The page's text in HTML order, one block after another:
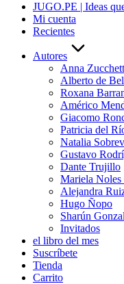
JUGO.PE | Ideas
Mi cuenta
Recientes
Autores
Anna
Alberto de
Roxana
Américo
Giacomo
Patricia del
Natalia
Gustavo
Dante Trujillo
Mariela
Alejandra
Hugo Ñopo
Sharún
Invitados
el libro del mes
Suscríbete
Tienda
Carrito